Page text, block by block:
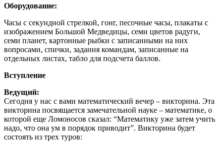
Оборудование:
Часы с секундной стрелкой, гонг, песочные часы, плакаты с
изображением Большой Медведицы, семи цветов радуги,
семи планет, картонные рыбки с записанными на них
вопросами, спички, задания командам, записанные на
отдельных листах, табло для подсчета баллов.
Вступление
Ведущий:
Сегодня у нас с вами математический вечер – викторина. Эта
викторина посвящается замечательной науке – математике, о
которой еще Ломоносов сказал: “Математику уже затем учить
надо, что она ум в порядок приводит”. Викторина будет
состоять из трех туров: